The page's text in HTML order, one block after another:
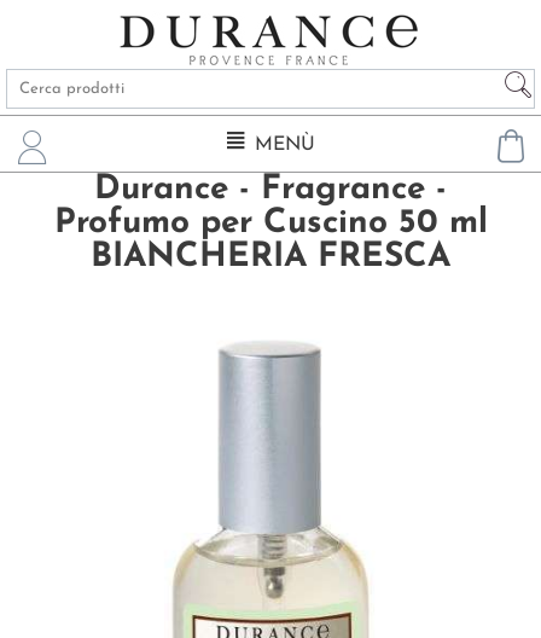
MENÙ
Durance - Fragrance -
Profumo per Cuscino 50 ml
BIANCHERIA FRESCA